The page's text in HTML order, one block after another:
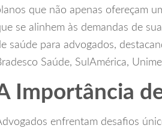
que não apenas ofereçam
se alinhem às demandas de
saúde para advogados,
Saúde, SulAmérica,
Importância
enfrentam desafios